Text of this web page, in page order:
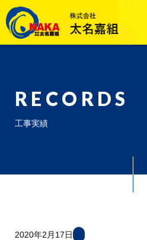
RECORDS
工事実績
2020年2月17日